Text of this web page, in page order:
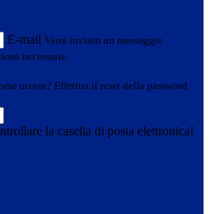
E-mail Verrà inviato un messaggio
necessarie.
utente? Effettua il reset della password
la casella di posta elettronica!